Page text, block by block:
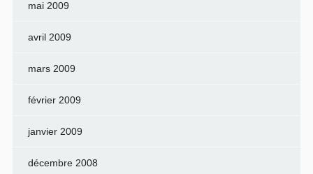
mai 2009
avril 2009
mars 2009
février 2009
janvier 2009
décembre 2008